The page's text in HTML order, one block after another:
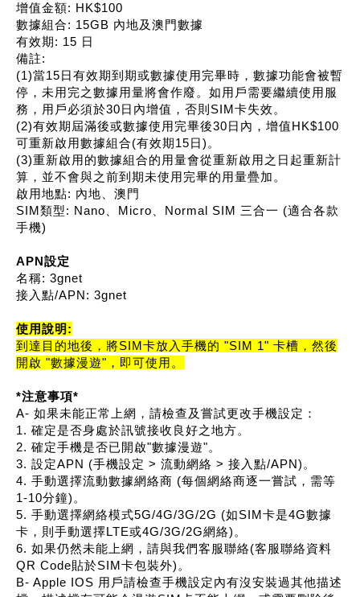
增值金額: HK$100
數據組合: 15GB 內地及澳門數據
有效期: 15 日
備註:
(1)當15日有效期到期或數據使用完畢時，數據功能會被暫
停，未用完之數據用量將會作廢。如用戶需要繼續使用服
務，用戶必須於30日內增值，否則SIM卡失效。
(2)有效期屆滿後或數據使用完畢後30日內，增值HK$100
可重新啟用數據組合(有效期15日)。
(3)重新啟用的數據組合的用量會從重新啟用之日起重新計
算，並不會與之前到期未使用完畢的用量疊加。
啟用地點: 內地、澳門
SIM類型: Nano、Micro、Normal SIM 三合一 (適合各款
手機)
APN設定
名稱: 3gnet
接入點/APN: 3gnet
使用說明:
到達目的地後，將SIM卡放入手機的 "SIM 1" 卡槽，然後
開啟 "數據漫遊"，即可使用。
*注意事項*
A- 如果未能正常上網，請檢查及嘗試更改手機設定：
1. 確定是否身處於訊號接收良好之地方。
2. 確定手機是否已開啟"數據漫遊"。
3. 設定APN (手機設定 > 流動網絡 > 接入點/APN)。
4. 手動選擇流動數據網絡商 (每個網絡商逐一嘗試，需等
1-10分鐘)。
5. 手動選擇網絡模式5G/4G/3G/2G (如SIM卡是4G數據
卡，則手動選擇LTE或4G/3G/2G網絡)。
6. 如果仍然未能上網，請與我們客服聯絡(客服聯絡資料
QR Code貼於SIM卡包裝外)。
B- Apple IOS 用戶請檢查手機設定內有沒安裝過其他描述